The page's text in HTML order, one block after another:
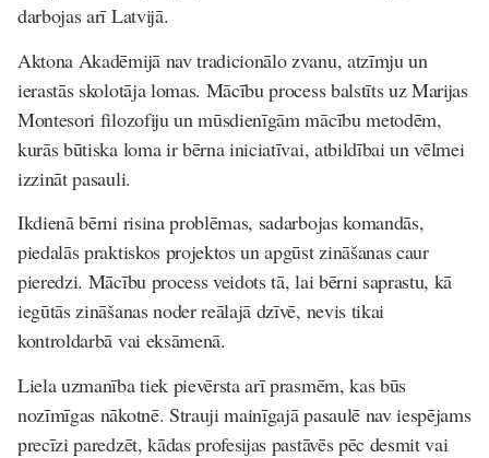
darbojas arī Latvijā.
Aktona Akadēmijā nav tradicionālo zvanu, atzīmju un
ierastās skolotāja lomas. Mācību process balstīts uz Marijas
Montesori filozofiju un mūsdienīgām mācību metodēm,
kurās būtiska loma ir bērna iniciatīvai, atbildībai un vēlmei
izzināt pasauli.
Ikdienā bērni risina problēmas, sadarbojas komandās,
piedalās praktiskos projektos un apgūst zināšanas caur
pieredzi. Mācību process veidots tā, lai bērni saprastu, kā
iegūtās zināšanas noder reālajā dzīvē, nevis tikai
kontroldarbā vai eksāmenā.
Liela uzmanība tiek pievērsta arī prasmēm, kas būs
nozīmīgas nākotnē. Strauji mainīgajā pasaulē nav iespējams
precīzi paredzēt, kādas profesijas pastāvēs pēc desmit vai